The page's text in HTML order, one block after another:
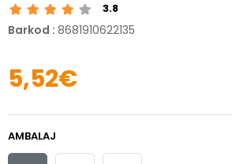
3.8
Barkod : 8681910622135
5,52€
AMBALAJ